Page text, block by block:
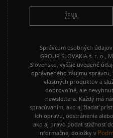
VANS OLD SKOOL
ŽENA
Správcom osobných údajov
GROUP SLOVAKIA s. r. o.,
Slovensko, vyššie uvedené
oprávneného záujmu
vlastných produktov a
dobrovoľné, ale
newslettera. Každý má
spracúvaním, ako aj žiadať
ich opravu, odstránenie
ako aj právo podať sťažnosť
informačnej doložky v